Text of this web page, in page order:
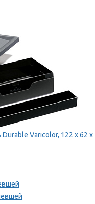
Durable Varicolor, 122 x 62 x